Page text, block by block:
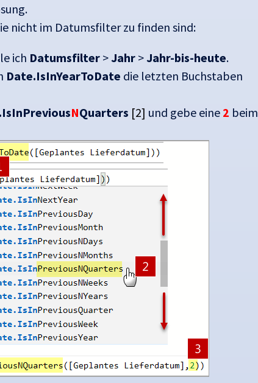
nicht im Datumsfilter zu finden sind:
ich Datumsfilter >Jahr >Jahr-bis-heute.
Date.IsInYearToDate die letzten Buchstaben
NQuarters [2] und gebe eine 2 beim